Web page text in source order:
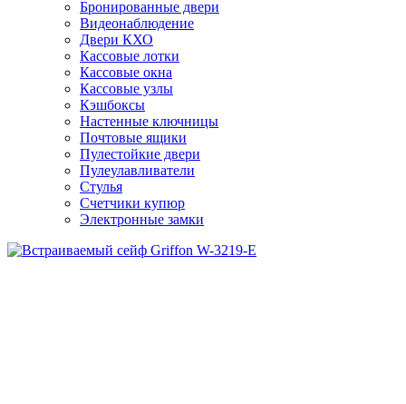
Бронированные двери
Видеонаблюдение
Двери КХО
Кассовые лотки
Кассовые окна
Кассовые узлы
Кэшбоксы
Настенные ключницы
Почтовые ящики
Пулестойкие двери
Пулеулавливатели
Стулья
Счетчики купюр
Электронные замки